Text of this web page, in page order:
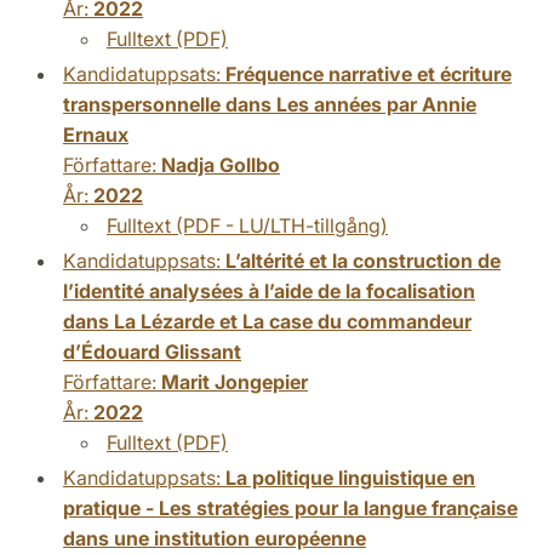
År: 2022
Fulltext (PDF)
Kandidatuppsats: Fréquence narrative et écriture
transpersonnelle dans Les années par Annie
Ernaux
Författare: Nadja Gollbo
År: 2022
Fulltext (PDF - LU/LTH-tillgång)
Kandidatuppsats: L’altérité et la construction de
l’identité analysées à l’aide de la focalisation
dans La Lézarde et La case du commandeur
d’Édouard Glissant
Författare: Marit Jongepier
År: 2022
Fulltext (PDF)
Kandidatuppsats: La politique linguistique en
pratique - Les stratégies pour la langue française
dans une institution européenne